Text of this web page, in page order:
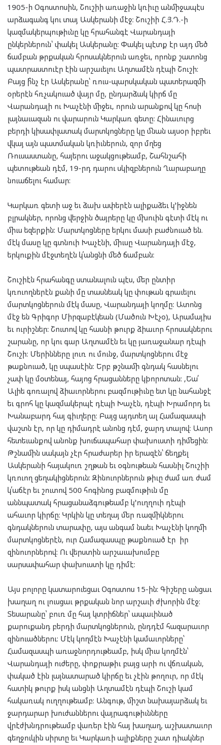
1905-ի Օգոստոսին, Շուշիի առաջին կռիւը անմիջապէս
արձագանգ կու տայ Ասկերանի մէջ: Շուշիի Հ.Յ.Դ.-ի
կազմակերպութիւնը կը հրահանգէ Վարանդայի
ընկերներուն՝ փակել Ասկերանը: Փակել պէտք էր այդ մեծ
ճամբան թրքական հրոսակներուն առջեւ, որոնք շատոնց
պատրաստուէր էին արշաւելու Աղտամէն դէպի Շուշի:
Բայց ի՞նչ էր Ասկերանը՝ ռուս-պարսկական պատերազմի
օրերէն հռչակուած վայր մը, ընդարձակ կիրճ մը
Վարանդայի ու Խաչէնի միջեւ, որուն արանքով կը հոսի
լայնաւազան ու վարարուն Կարկառ գետը: Հինաւուրց
բերդի կիսափլատակ մարտկոցները կը մնան այսօր իբրեւ
վկայ այն պատմական կռիւներուն, զոր մղեց
Ռուսաստանը, հայերու աջակցութեամբ, Շահնշահի
պետութեան դէմ, 19-րդ դարու սկիզբներուն Ղարաբաղը
նուաճելու համար:
Կարկառ գետի աջ եւ ձախ ափերէն ալիքաձեւ կ’իջնեն
բլրակներ, որոնց վերջին ծայրերը կը մխուին գէտի մէկ ու
միւս եզերքին: Մարտկոցները երկու մասի բաժնուած են.
մէկ մասը կը գտնուի Խաչէնի, միւսը Վարանդայի մէջ,
երկուքին մէջտեղէն կ՛անցնի մեծ ճամբան:
Շուշիէն հրահանգը ստանալուն պէս, մեր ընտիր
կռուողներէն քանի մը տասնեակ կը փութան գրաւելու
մարտկոցներուն մէկ մասը, Վարանդայի կողմը: Ատոնց
մէջ են Գրիգոր Միրզաբէկեան (Մածուն Խէչօ), Արամայիս
եւ ուրիշներ: Շուտով կը հասնի թուրք ձիաւոր հրոսակներու
շարանը, որ կու գար Աղտամէն եւ կը յառաջանար դէպի
Շուշի: Մերինները լուռ ու մունջ, մարտկոցներու մէջ
թաքնուած, կը սպասէին: Երբ թշնամի գնդակ հասնելու
չափ կը մօտենայ, հայոց հրացանները կþորոտան: ,Եա՛
Ալիե գոռալով ձիաւորներու բազմութիւնը ետ կը նահանջէ
եւ գրոհ կը կազմակերպէ դէպի Խաչէն, դէպի Խրամորդ եւ
Խանաբարդ հայ գիւղերը: Բայց այդտեղ ալ Համազասպի
վաշտն էր, որ կը դիմադրէ անոնց դէմ, ջարդ տալով: Ասոր
հետեւանքով անոնք խուճապահար փախուստի դիմեցին:
Թշնամին սակայն չէր հրաժարեր իր երազէն՝ ճեղքել
Ասկերանի հայակուռ շղթան եւ օգնութեան հասնիլ Շուշիի
կռուող ցեղակիցներուն: Զինուորներուն թիւը ժամ առ ժամ
կ՛աճէր եւ շուտով 500 հոգինոց բազմութիւն մը
աննպատակ հրացանաձգութեամբ կ’ուղղուի դէպի
ահաւոր կիրճը: Կրկին կը տեղայ մեր ռազմիկներու
գնդակներուն տարափը, այս անգամ նաեւ Խաչէնի կողմի
մարտկոցներէն, ուր Համազասպը թաքնուած էր իր
զինուորներով: Ու վերստին արշաւախումբը
սարսափահար փախուստի կը դիմէ:
Այս բոլորը կատարուեցաւ Օգոստոս 15-ին: Գիշերը անցաւ
խաղաղ ու լուսցաւ թրքական նոր արշաւի ժխորին մէջ:
Տեսարանը՝ բուռ մը հայ կտրիճներ՝ ապաւինած
քարուքանդ բերդի մարտկոցներուն, ընդդէմ հազարաւոր
զինուածներու: Մէկ կողմէն Խաչէնի կամաւորները՝
Համազասպի առաջնորդութեամբ, իսկ միւս կողմէն՝
Վարանդայի ուժերը, փոքրաթիւ բայց արի ու վճռական,
փակած էին լայնատարած կիրճը եւ չէին թողուր, որ մէկ
հատիկ թուրք իսկ անցնի Աղտամէն դէպի Շուշի կամ
հակառակ ուղղութեամբ: Անգութ, միշտ նախայարձակ եւ
ջարդարար խուժաններու վայրագութիւնները
վրէժխնդրութեամբ վառեր էին հայ խաղաղ, աշխատաւոր
գեղջուկին սիրտը եւ Կարկառի ալիքները շատ դիակներ